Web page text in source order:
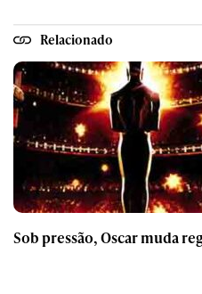
Relacionado
Sob pressão, Oscar muda